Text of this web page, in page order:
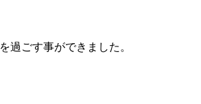
を過ごす事ができました。